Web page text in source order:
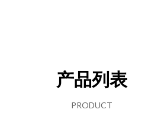
产品列表
PRODUCT